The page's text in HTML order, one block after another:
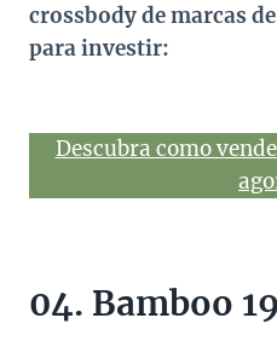
crossbody de marcas
para investir:
Descubra como
04. Bamboo